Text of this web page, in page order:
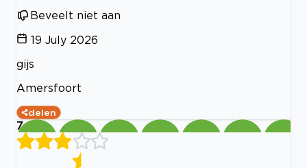
Beveelt niet aan
19 July 2026
gijs
Amersfoort
delen
7